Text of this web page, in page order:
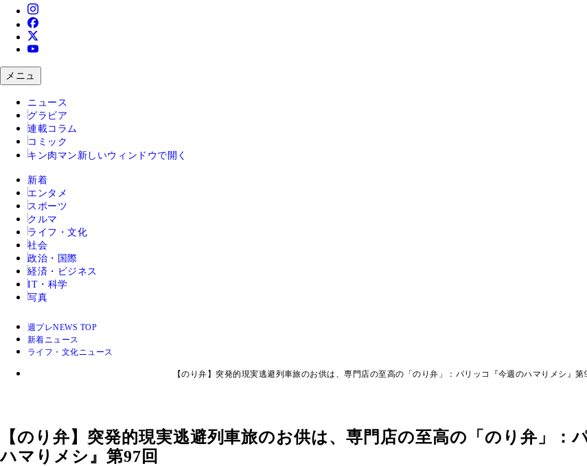
メニュ
ニュース
グラビア
連載コラム
コミック
キン肉マン 新しいウィンドウで開く
新着
エンタメ
スポーツ
クルマ
ライフ・文化
社会
政治・国際
経済・ビジネス
IT・科学
写真
週プレNEWS TOP
新着ニュース
ライフ・文化ニュース
【のり弁】突発的現実逃避列車旅のお供は、専門店の至高の「のり弁」：パリッコ『今週のハマりメシ』第
【のり弁】突発的現実逃避列車旅のお供は、専門店の至高の「のり弁」：
ハマりメシ』第97回